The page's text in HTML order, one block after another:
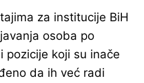
za institucije BiH
osoba po
pozicije koji su inače
da ih već radi